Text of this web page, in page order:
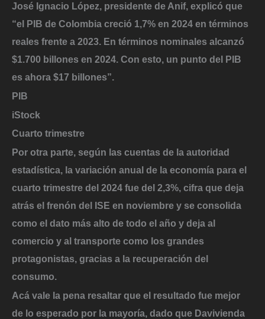
José Ignacio López, presidente de Anif, explicó que
“el PIB de Colombia creció 1,7% en 2024 en términos
reales frente a 2023. En términos nominales alcanzó
$1.700 billones en 2024. Con esto, un punto del PIB
es ahora $17 billones”.
PIB
iStock
Cuarto trimestre
Por otra parte, según las cuentas de la autoridad
estadística, la variación anual de la economía para el
cuarto trimestre del 2024 fue del 2,3%, cifra que deja
atrás el frenón del ISE en noviembre y se consolida
como el dato más alto de todo el año y deja al
comercio y al transporte como los grandes
protagonistas, gracias a la recuperación del
consumo.
Acá vale la pena resaltar que el resultado fue mejor
de lo esperado por la mayoría, dado que Davivienda